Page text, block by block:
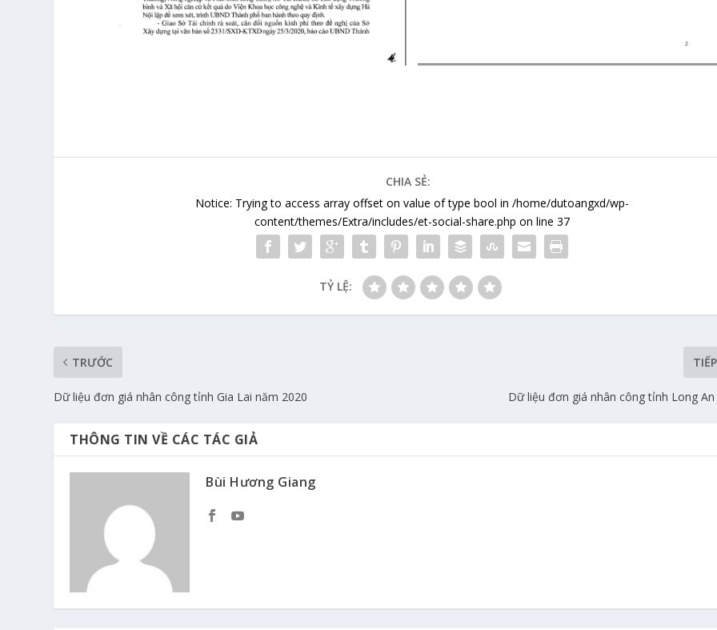
CHIA SẺ:
Notice: Trying to access array offset on value of type bool in /home/dutoangxd/wp-
content/themes/Extra/includes/et-social-share.php on line 37
TỶ LỆ:
TRƯỚC
Dữ liệu đơn giá nhân công tỉnh Gia Lai năm 2020 Dữ liệu đơn giá nhân công tỉnh Long
THÔNG TIN VỀ CÁC TÁC GIẢ
Bùi Hương Giang